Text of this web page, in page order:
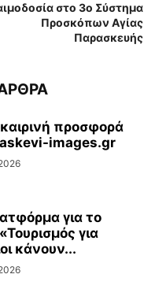
στο 3ο Σύστημα
Προσκόπων Αγίας
Παρασκευής
προσφορά
images.gr
για το
για
κάνουν...